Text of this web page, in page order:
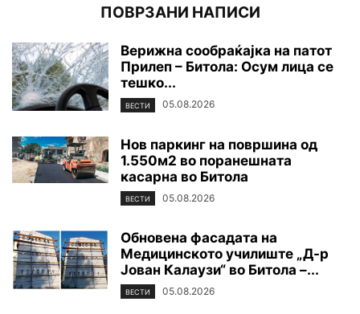
ПОВРЗАНИ НАПИСИ
Верижна сообраќајка на патот
Прилеп – Битола: Осум лица се
тешко...
ВЕСТИ 05.08.2026
Нов паркинг на површина од
1.550м2 во поранешната
касарна во Битола
ВЕСТИ 05.08.2026
Обновена фасадата на
Медицинското училиште „Д-р
Јован Калаузи“ во Битола –...
ВЕСТИ 05.08.2026